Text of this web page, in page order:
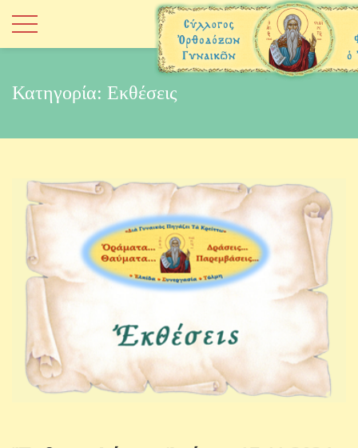
Κατηγορία: Εκθέσεις